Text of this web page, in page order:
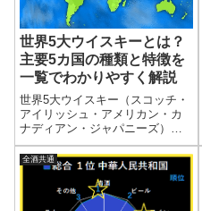
世界5大ウイスキーとは？
主要5カ国の種類と特徴を
一覧でわかりやすく解説
世界5大ウイスキー（スコッチ・
アイリッシュ・アメリカン・カ
ナディアン・ジャパニーズ）の
種類と特徴を一覧で整理。各国
の分類の違いと全体像を俯瞰
し、ウイスキーの基礎を体系的
に理解できる。
全酒共通